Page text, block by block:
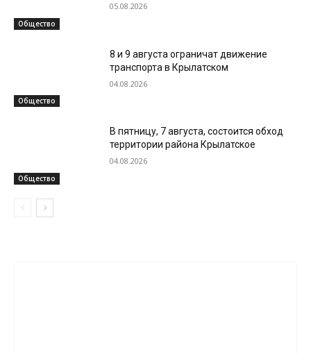
Общество
05.08.2026
Общество
8 и 9 августа ограничат движение
транспорта в Крылатском
04.08.2026
Общество
В пятницу, 7 августа, состоится обход
территории района Крылатское
04.08.2026